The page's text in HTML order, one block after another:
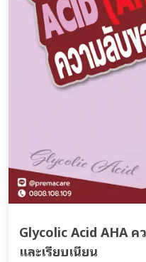
Glycolic Acid AHA ค
และเรียบเนียน